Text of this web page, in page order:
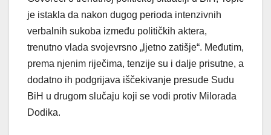
je istakla da nakon dugog perioda intenzivnih
verbalnih sukoba između političkih aktera,
trenutno vlada svojevrsno „ljetno zatišje“. Međutim,
prema njenim riječima, tenzije su i dalje prisutne, a
dodatno ih podgrijava iščekivanje presude Sudu
BiH u drugom slučaju koji se vodi protiv Milorada
Dodika.